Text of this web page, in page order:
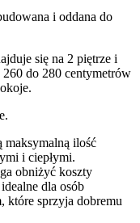
i oddana do
się na 2 piętrze i
260 do 280 centymetrów
.
maksymalną ilość
i ciepłymi.
obniżyć koszty
dla osób
które sprzyja dobremu